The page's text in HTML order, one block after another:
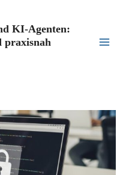
KI-Agenten:
praxisnah